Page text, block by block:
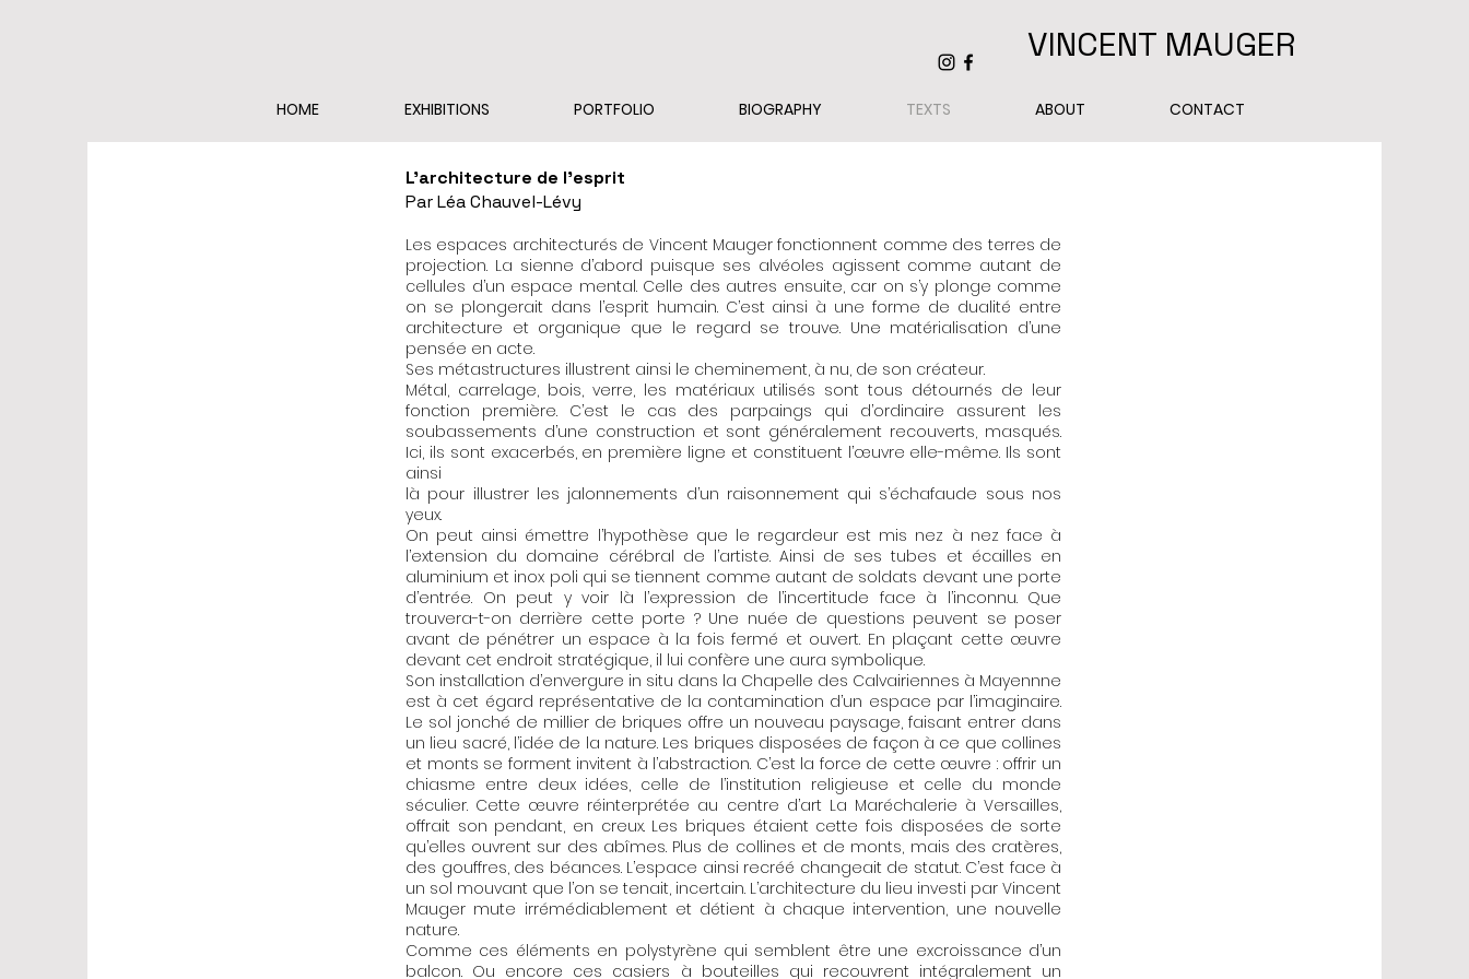
VINCENT MAUGER
HOME EXHIBITIONS PORTFOLIO BIOGRAPHY TEXTS ABOUT CONTACT
L’architecture de l’esprit
Par Léa Chauvel-Lévy
Les espaces architecturés de Vincent Mauger fonctionnent comme des terres de
projection. La sienne d’abord puisque ses alvéoles agissent comme autant de
cellules d’un espace mental. Celle des autres ensuite, car on s’y plonge comme
on se plongerait dans l’esprit humain. C’est ainsi à une forme de dualité entre
architecture et organique que le regard se trouve. Une matérialisation d’une
pensée en acte.
Ses métastructures illustrent ainsi le cheminement, à nu, de son créateur.
Métal, carrelage, bois, verre, les matériaux utilisés sont tous détournés de leur
fonction première. C’est le cas des parpaings qui d’ordinaire assurent les
soubassements d’une construction et sont généralement recouverts, masqués.
Ici, ils sont exacerbés, en première ligne et constituent l’œuvre elle-même. Ils sont
ainsi
là pour illustrer les jalonnements d’un raisonnement qui s’échafaude sous nos
yeux.
On peut ainsi émettre l’hypothèse que le regardeur est mis nez à nez face à
l’extension du domaine cérébral de l’artiste. Ainsi de ses tubes et écailles en
aluminium et inox poli qui se tiennent comme autant de soldats devant une porte
d’entrée. On peut y voir là l’expression de l’incertitude face à l’inconnu. Que
trouvera-t-on derrière cette porte ? Une nuée de questions peuvent se poser
avant de pénétrer un espace à la fois fermé et ouvert. En plaçant cette œuvre
devant cet endroit stratégique, il lui confère une aura symbolique.
Son installation d’envergure in situ dans la Chapelle des Calvairiennes à Mayennne
est à cet égard représentative de la contamination d’un espace par l’imaginaire.
Le sol jonché de millier de briques offre un nouveau paysage, faisant entrer dans
un lieu sacré, l’idée de la nature. Les briques disposées de façon à ce que collines
et monts se forment invitent à l’abstraction. C’est la force de cette œuvre : offrir un
chiasme entre deux idées, celle de l’institution religieuse et celle du monde
séculier. Cette œuvre réinterprétée au centre d’art La Maréchalerie à Versailles,
offrait son pendant, en creux. Les briques étaient cette fois disposées de sorte
qu’elles ouvrent sur des abîmes. Plus de collines et de monts, mais des cratères,
des gouffres, des béances. L’espace ainsi recréé changeait de statut. C’est face à
un sol mouvant que l’on se tenait, incertain. L’architecture du lieu investi par Vincent
Mauger mute irrémédiablement et détient à chaque intervention, une nouvelle
nature.
Comme ces éléments en polystyrène qui semblent être une excroissance d’un
balcon. Ou encore ces casiers à bouteilles qui recouvrent intégralement un